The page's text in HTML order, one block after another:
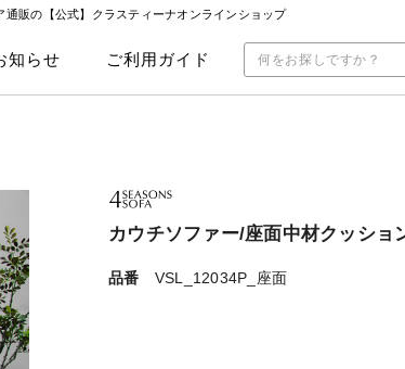
販の【公式】クラスティーナオンラインショップ
知らせ ご利用ガイド
カウチソファー/座面中材クッシ
品番 VSL_12034P_座面